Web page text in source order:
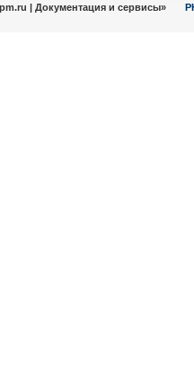
| Документация и сервисы»